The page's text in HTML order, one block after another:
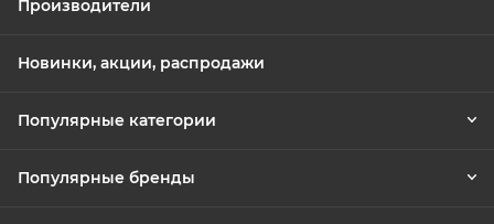
Производители
Новинки, акции, распродажи
Популярные категории
Популярные бренды